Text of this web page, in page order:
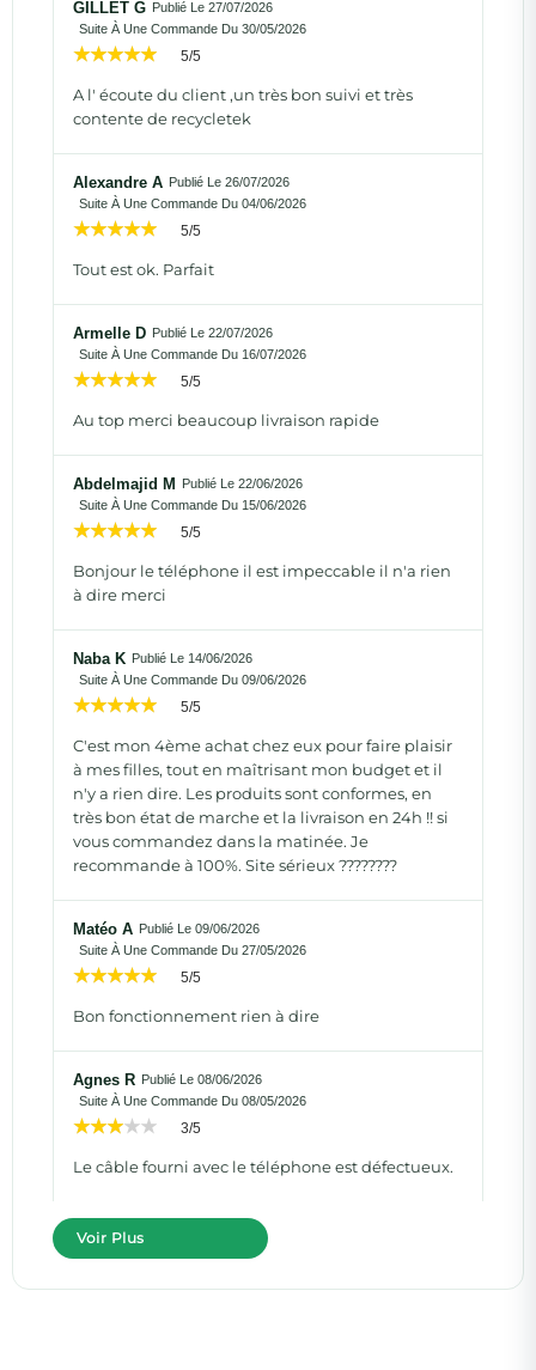
GILLET G Publié Le 27/07/2026
Suite À Une Commande Du 30/05/2026
5/5
A l' écoute du client ,un très bon suivi et très
contente de recycletek
Alexandre A Publié Le 26/07/2026
Suite À Une Commande Du 04/06/2026
5/5
Tout est ok. Parfait
Armelle D Publié Le 22/07/2026
Suite À Une Commande Du 16/07/2026
5/5
Au top merci beaucoup livraison rapide
Abdelmajid M
Publié Le 22/06/2026
Suite À Une Commande Du 15/06/2026
5/5
Bonjour le téléphone il est impeccable il n'a rien
à dire merci
Naba K Publié Le 14/06/2026
Suite À Une Commande Du 09/06/2026
5/5
C'est mon 4ème achat chez eux pour faire plaisir
à mes filles, tout en maîtrisant mon budget et il
n'y a rien dire. Les produits sont conformes, en
très bon état de marche et la livraison en 24h !! si
vous commandez dans la matinée. Je
recommande à 100%. Site sérieux ????????
Matéo A Publié Le 09/06/2026
Suite À Une Commande Du 27/05/2026
5/5
Bon fonctionnement rien à dire
Agnes R Publié Le 08/06/2026
Suite À Une Commande Du 08/05/2026
3/5
Le câble fourni avec le téléphone est défectueux.
Voir Plus